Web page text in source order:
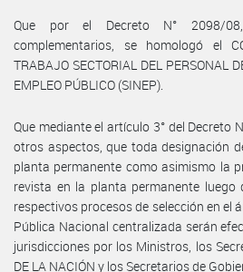
Que por el Decreto N° 2098/
complementarios, se homologó el
TRABAJO SECTORIAL DEL PERSONAL
EMPLEO PÚBLICO (SINEP).
Que mediante el artículo 3° del Decreto
otros aspectos, que toda designación
planta permanente como asimismo la
revista en la planta permanente
respectivos procesos de selección en el
Pública Nacional centralizada serán
jurisdicciones por los Ministros, los
DE LA NACIÓN y los Secretarios de